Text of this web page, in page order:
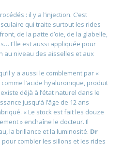
: il y a l’injection. C’est
qui traite surtout les rides
de la patte d’oie, de la glabelle,
Elle est aussi appliquée pour
au niveau des aisselles et aux
y a aussi le comblement par «
l’acide hyaluronique, produit
déjà à l’état naturel dans le
jusqu’à l’âge de 12 ans
« Le stock est fait les douze
» enchaîne le docteur. Il
la brillance et la luminosité. Dr
pour combler les sillons et les rides